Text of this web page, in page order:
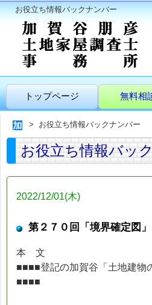
お役立ち情報バックナンバー
トップページ 無料相
お役立ち情報バックナンバー
お役立ち情報バッ
2022/12/01(木)
第２７０回「境界確定図」
本 文
■■■■登記の加賀谷「土地建物
■■■■